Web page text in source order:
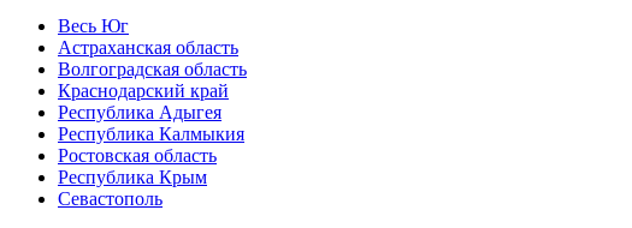
Весь Юг
Астраханская область
Волгоградская область
Краснодарский край
Республика Адыгея
Республика Калмыкия
Ростовская область
Республика Крым
Севастополь